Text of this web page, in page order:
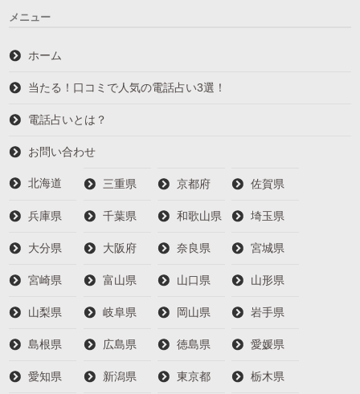
メニュー
ホーム
当たる！口コミで人気の電話占い3選！
電話占いとは？
お問い合わせ
北海道 三重県 京都府 佐賀県
兵庫県 千葉県 和歌山県 埼玉県
大分県 大阪府 奈良県 宮城県
宮崎県 富山県 山口県 山形県
山梨県 岐阜県 岡山県 岩手県
島根県 広島県 徳島県 愛媛県
愛知県 新潟県 東京都 栃木県